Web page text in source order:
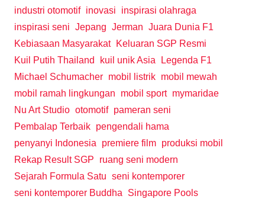
industri otomotif inovasi
inspirasi olahraga
inspirasi seni Jepang Jerman Juara Dunia F1
Kebiasaan Masyarakat
Keluaran SGP Resmi
Kuil Putih Thailand
kuil unik Asia
Legenda F1
Michael Schumacher mobil listrik mobil mewah
mobil ramah lingkungan
mobil sport mymaridae
Nu Art Studio otomotif pameran seni
Pembalap Terbaik pengendali hama
penyanyi Indonesia
premiere film produksi mobil
Rekap Result SGP
ruang seni modern
Sejarah Formula Satu seni kontemporer
seni kontemporer Buddha
Singapore Pools